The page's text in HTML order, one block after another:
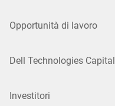
Opportunità di lavoro
Dell Technologies Capital
Investitori